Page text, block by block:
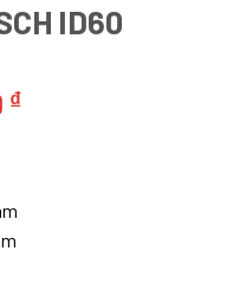
ID60
₫Giá